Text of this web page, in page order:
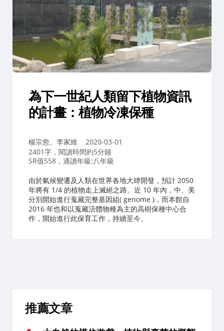
為下一世紀人類留下植物資訊
的計畫：植物冷凍保種
作
者：
楊宗愈、李家維
2020-03-01
2401字，閱讀時間約5分鐘
SR值558，適讀年級:八年級
由於氣候變遷及人類在世界各地大肆開發，預計 2050
年將有 1/4 的植物走上滅絕之路。近 10 年內，中、美
分別開始進行蒐藏完整基因組( genome )，而本館自
2016 年也和以蒐藏活體物種為主的高樹保種中心合
作，開始進行此保育工作，持續至今。
推薦文章